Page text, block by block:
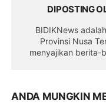
DIPOSTING
BIDIKNews
Provinsi Nusa
menyajikan berita-
ANDA MUNGKIN